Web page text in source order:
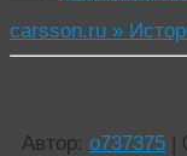
carsson.ru »
Автор: o737375 |